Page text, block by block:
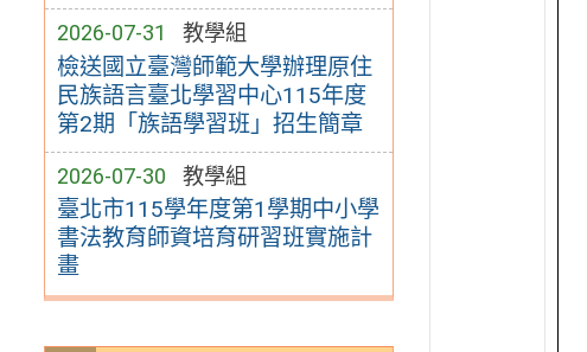
2026-07-31 教學組
檢送國立臺灣師範大學辦理原住
民族語言臺北學習中心115年度
第2期「族語學習班」招生簡章
2026-07-30 教學組
臺北市115學年度第1學期中小學
書法教育師資培育研習班實施計
畫